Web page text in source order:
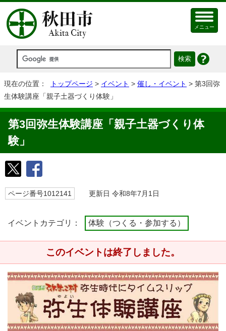
メニュー
現在の位置： トップページ > イベント > 催し・イベント > 第3回弥
生体験講座「親子土器づくり体験」
第3回弥生体験講座「親子土器づくり体
験」
ページ番号1012141 更新日 令和8年7月1日
イベントカテゴリ： 体験（つくる・参加する）
このイベントは終了しました。